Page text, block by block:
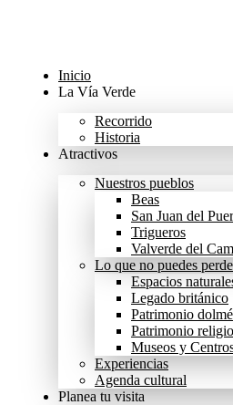
Inicio
La Vía Verde
Recorrido
Historia
Atractivos
Nuestros pueblos
Beas
San Juan del
Trigueros
Valverde del
Lo que no puedes
Espacios
Legado británico
Patrimonio
Patrimonio
Museos y
Experiencias
Agenda cultural
Planea tu visita